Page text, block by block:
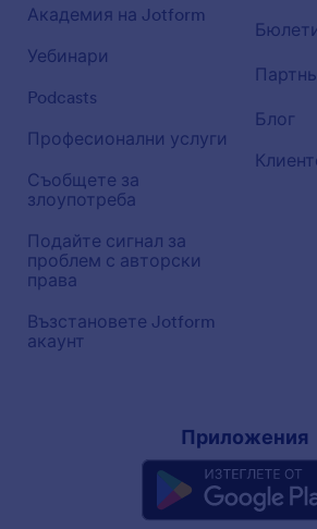
Академия на Jotform
Уебинари
Podcasts
Професионални услуги
Съобщете за
злоупотреба
Подайте сигнал за
проблем с авторски
права
Възстановете Jotform
акаунт
Блог
Приложения